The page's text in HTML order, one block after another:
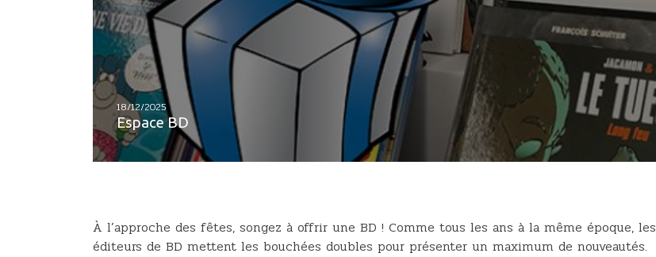
18/12/2025
Espace BD
À l’approche des fêtes, songez à offrir une BD ! Comme tous les ans à la même époque, les
éditeurs de BD mettent les bouchées doubles pour présenter un maximum de nouveautés.